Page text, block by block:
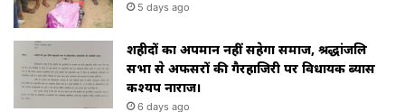
5 days ago
शहीदों का अपमान नहीं सहेगा समाज, श्रद्धांजलि
सभा से अफसरों की गैरहाजिरी पर विधायक ब्यास
कश्यप नाराज।
6 days ago